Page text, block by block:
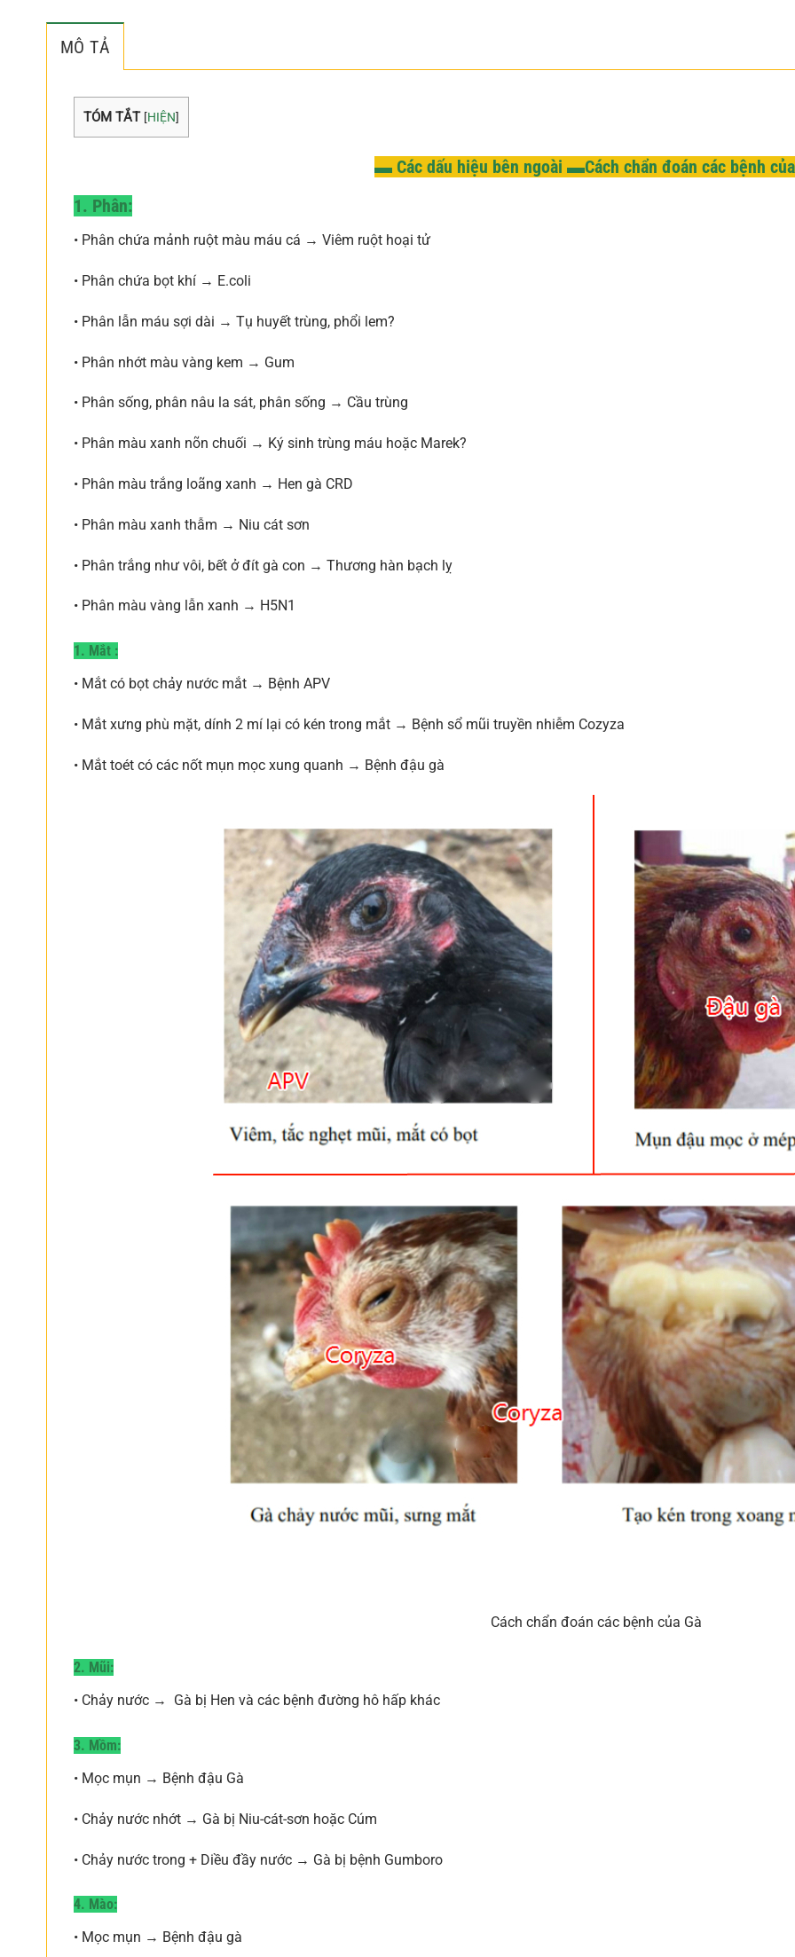
MÔ TẢ
TÓM TẮT [HIỆN]
▬ Các dấu hiệu bên ngoài ▬Cách chẩn đoán các bệnh
1. Phân:
• Phân chứa mảnh ruột màu máu cá → Viêm ruột hoại tử
• Phân chứa bọt khí → E.coli
• Phân lẫn máu sợi dài → Tụ huyết trùng, phổi lem?
• Phân nhớt màu vàng kem → Gum
• Phân sống, phân nâu la sát, phân sống → Cầu trùng
• Phân màu xanh nõn chuối → Ký sinh trùng máu hoặc Marek?
• Phân màu trắng loãng xanh → Hen gà CRD
• Phân màu xanh thẫm → Niu cát sơn
• Phân trắng như vôi, bết ở đít gà con → Thương hàn bạch lỵ
• Phân màu vàng lẫn xanh → H5N1
1. Mắt :
• Mắt có bọt chảy nước mắt → Bệnh APV
• Mắt xưng phù mặt, dính 2 mí lại có kén trong mắt → Bệnh sổ mũi truyền nhiễm Cozyza
• Mắt toét có các nốt mụn mọc xung quanh → Bệnh đậu gà
Cách chẩn đoán các bệnh của Gà
2. Mũi:
• Chảy nước → Gà bị Hen và các bệnh đường hô hấp khác
3. Mồm:
• Mọc mụn → Bệnh đậu Gà
• Chảy nước nhớt → Gà bị Niu-cát-sơn hoặc Cúm
• Chảy nước trong + Diều đầy nước → Gà bị bệnh Gumboro
4. Mào:
• Mọc mụn → Bệnh đậu gà